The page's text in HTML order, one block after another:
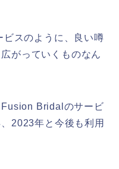
スのように、良い噂
がっていくものなん
Bridalのサービ
2023年と今後も利用